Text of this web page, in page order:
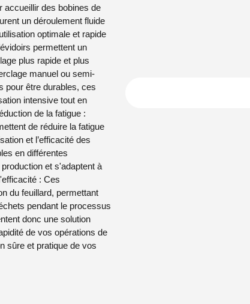
accueillir des bobines de
un déroulement fluide
optimale et rapide
permettent un
plus rapide et plus
manuel ou semi-
pour être durables, ces
intensive tout en
de la fatigue :
de réduire la fatigue
et l’efficacité des
en différentes
et s'adaptent à
: Ces
du feuillard, permettant
pendant le processus
donc une solution
de vos opérations de
sûre et pratique de vos